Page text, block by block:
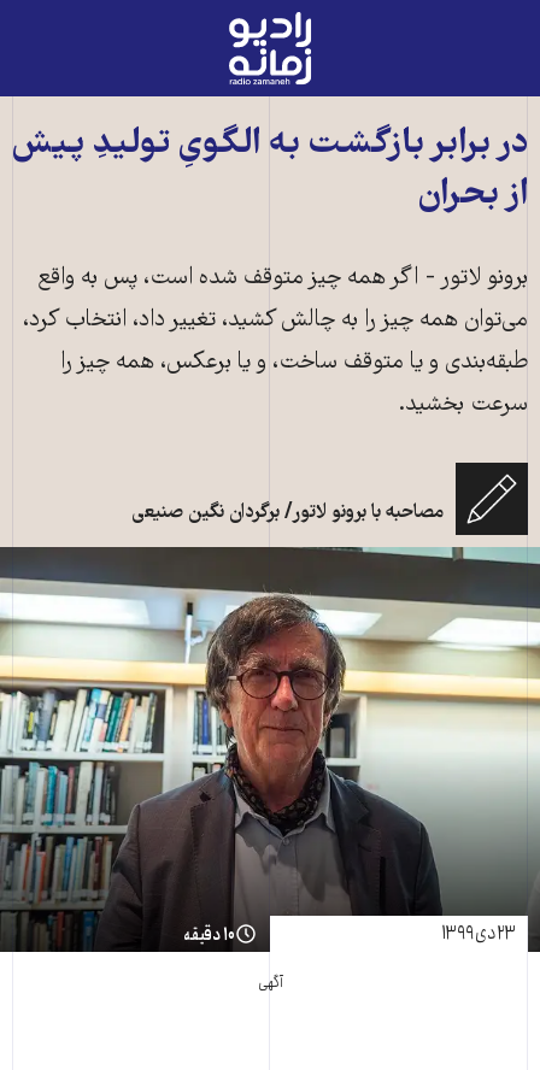
رادیو
زمانه
صفحه
در برابر بازگشت به الگویِ تولیدِ پیش
از بحران
برونو لاتور - اگر همه چیز متوقف شده است، پس به واقع
می‌توان همه چیز را به چالش کشید، تغییر ‌داد، انتخاب کرد،
طبقه‌بندی و یا متوقف ساخت، و یا برعکس، همه چیز را
سرعت‌ بخشید.
مصاحبه با برونو لاتور/ برگردان نگین صنیعی
۲۳ دی ۱۳۹۹ ۱۰ دقیقه
آگهی